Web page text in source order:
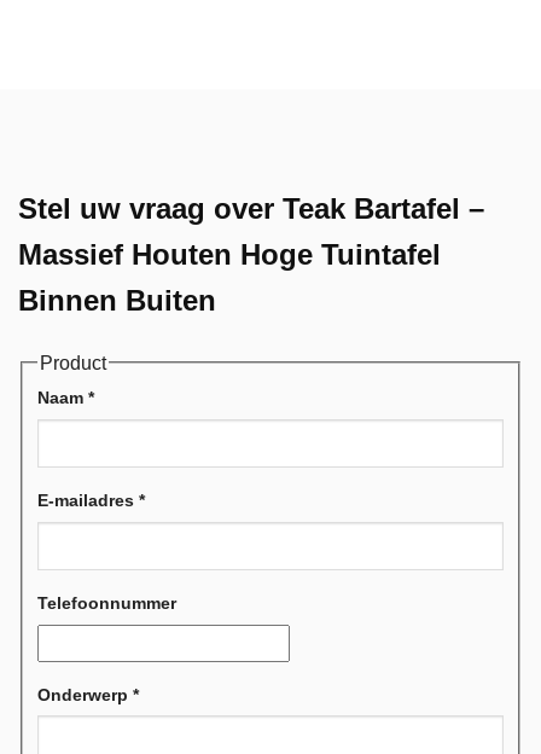
Stel uw vraag over Teak Bartafel –
Massief Houten Hoge Tuintafel
Binnen Buiten
Product
Naam *
E-mailadres *
Telefoonnummer
Onderwerp *